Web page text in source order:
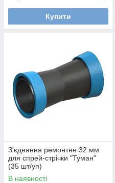
Купити
З'єднання ремонтне 32 мм
для спрей-стрічки "Туман"
(35 шт/уп)
В наявності